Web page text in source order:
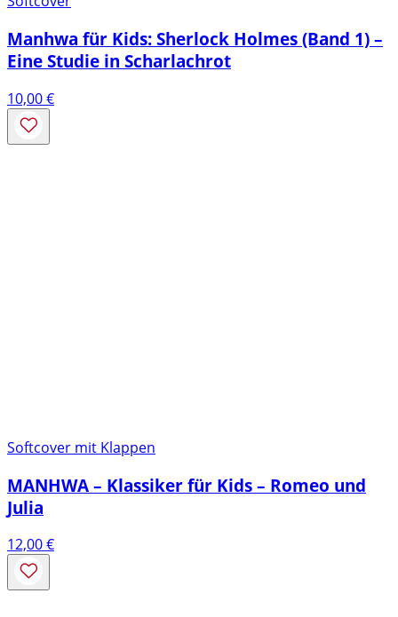
Manhwa für Kids: Sherlock Holmes (Band 1) –
Eine Studie in Scharlachrot
10,00€
Softcover mit Klappen
MANHWA – Klassiker für Kids – Romeo und
Julia
12,00€